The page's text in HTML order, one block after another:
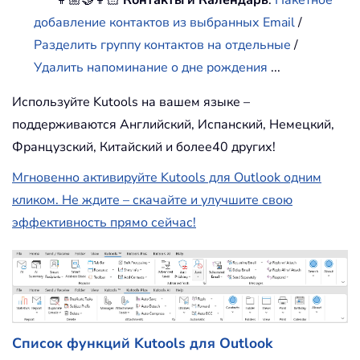
добавление контактов из выбранных Email/
Разделить группу контактов на отдельные/
Удалить напоминание о дне рождения ...
Используйте Kutools на вашем языке –
поддерживаются Английский, Испанский, Немецкий,
Французский, Китайский и более40 других!
Мгновенно активируйте Kutools для Outlook одним
кликом. Не ждите – скачайте и улучшите свою
эффективность прямо сейчас!
Список функций Kutools для Outlook